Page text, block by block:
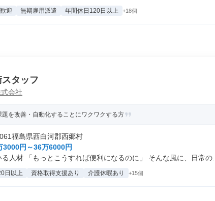
迎 無期雇用派遣 年間休日120日以上 +18個
タッフ
会社
題を改善・自動化することにワクワクする方
福島県西白河郡西郷村
3000円～36万6000円
人材 「もっとこうすれば便利になるのに」 そんな風に、日常の...
日以上 資格取得支援あり 介護休暇あり +15個